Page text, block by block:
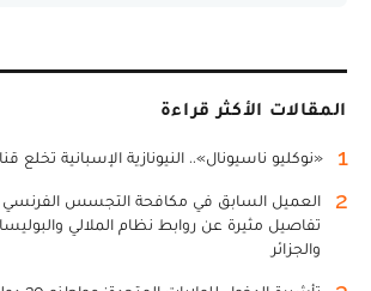
المقالات الأكثر قراءة
1 «نوكليو ناسيونال».. النيونازية الإسبانية تخلع
2
العميل السابق في مكافحة التجسس
تفاصيل مثيرة عن روابط نظام الملالي
والجزائر